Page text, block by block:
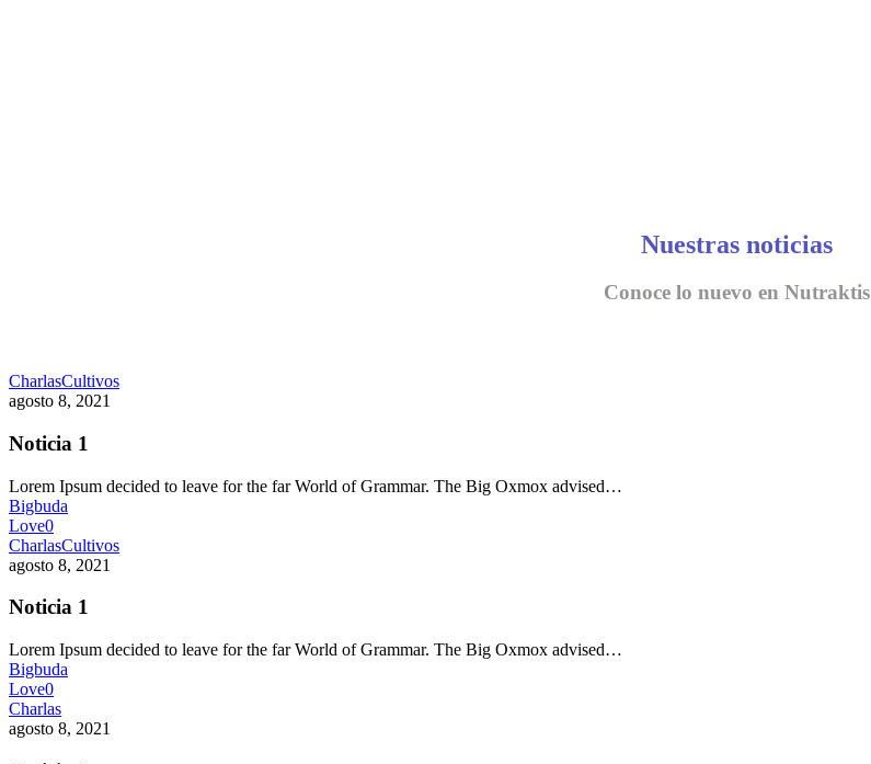
Nuestras noticias
Conoce lo nuevo en Nutraktis
CharlasCultivos
agosto 8, 2021
Noticia 1
Lorem Ipsum decided to leave for the far World of Grammar. The Big Oxmox advised…
Bigbuda
Love0
CharlasCultivos
agosto 8, 2021
Noticia 1
Lorem Ipsum decided to leave for the far World of Grammar. The Big Oxmox advised…
Bigbuda
Love0
Charlas
agosto 8, 2021